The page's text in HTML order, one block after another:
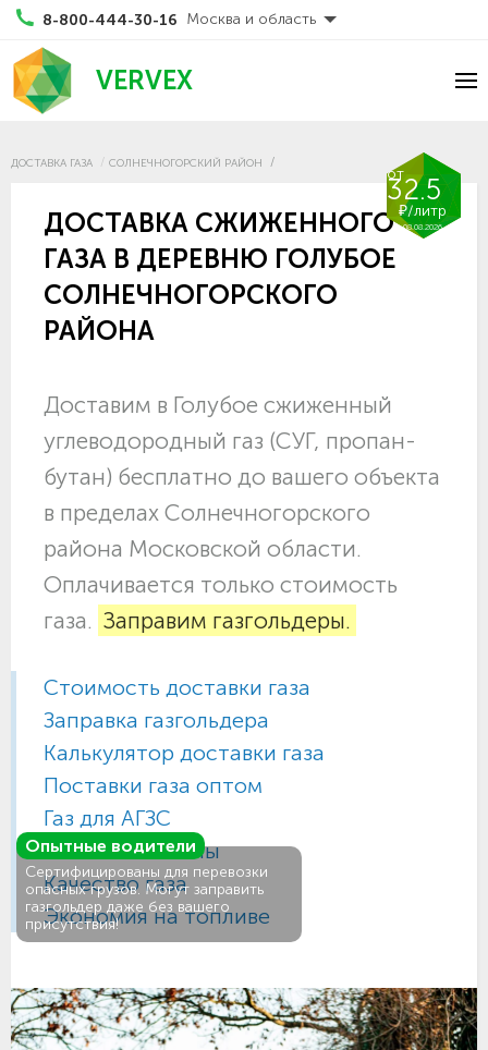
8-800-444-30-16 Москва и область
VERVEX
ДОСТАВКА ГАЗА СОЛНЕЧНОГОРСКИЙ РАЙОН
от
32.5
₽/литр
08.08.2026
ДОСТАВКА СЖИЖЕННОГО
ГАЗА В ДЕРЕВНЮ ГОЛУБОЕ
СОЛНЕЧНОГОРСКОГО
РАЙОНА
Доставим в Голубое сжиженный
углеводородный газ (СУГ, пропан-
бутан) бесплатно до вашего объекта
в пределах Солнечногорского
района Московской области.
Оплачивается только стоимость
газа. Заправим газгольдеры.
Стоимость доставки газа
Заправка газгольдера
Калькулятор доставки газа
Поставки газа оптом
Газ для АГЗС
Газовые баллоны
Качество газа
Экономия на топливе
Опытные водители
Сертифицированы для перевозки
опасных грузов. Могут заправить
газгольдер даже без вашего
присутствия!